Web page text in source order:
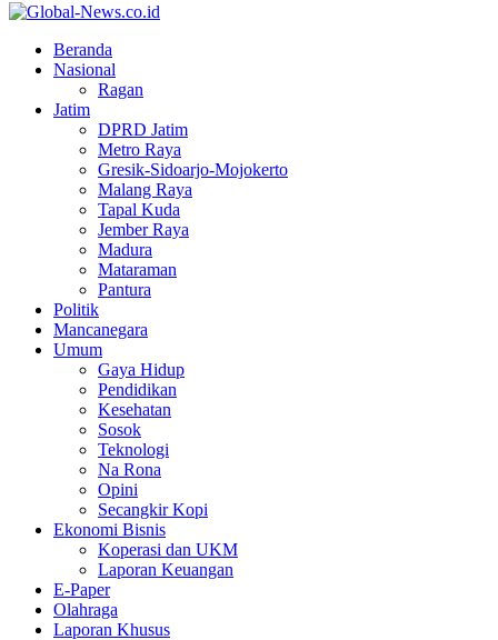
Beranda
Nasional
Ragan
Jatim
DPRD Jatim
Metro Raya
Gresik-Sidoarjo-Mojokerto
Malang Raya
Tapal Kuda
Jember Raya
Madura
Mataraman
Pantura
Politik
Mancanegara
Umum
Gaya Hidup
Pendidikan
Kesehatan
Sosok
Teknologi
Na Rona
Opini
Secangkir Kopi
Ekonomi Bisnis
Koperasi dan UKM
Laporan Keuangan
E-Paper
Olahraga
Laporan Khusus